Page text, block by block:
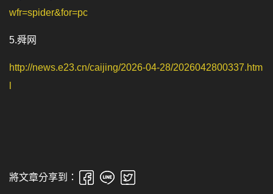
wfr=spider&for=pc
5.舜网
http://news.e23.cn/caijing/2026-04-28/2026042800337.htm
將文章分享到：